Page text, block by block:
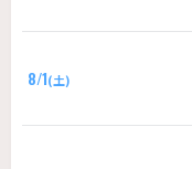
8/1(土)